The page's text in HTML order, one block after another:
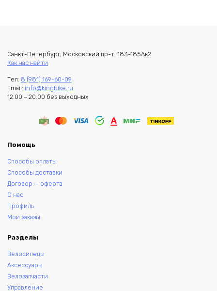
Санкт-Петербург, Московский пр-т, 183-185Ак2
Как нас найти
Тел: 8 (981) 169-60-09
Email: info@kingbike.ru
12.00 – 20.00 без выходных
Помощь
Способы оплаты
Способы доставки
Договор — оферта
О нас
Профиль
Мои заказы
Разделы
Велосипеды
Аксессуары
Велозапчасти
Управление